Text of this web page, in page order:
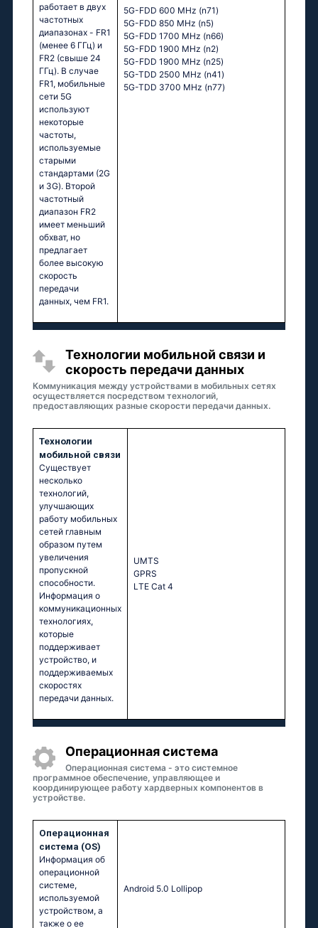
работает в двух
частотных
диапазонах - FR1
(менее 6 ГГц) и
FR2 (свыше 24
ГГц). В случае
FR1, мобильные
сети 5G
используют
некоторые
частоты,
используемые
старыми
стандартами (2G
и 3G). Второй
частотный
диапазон FR2
имеет меньший
обхват, но
предлагает
более высокую
скорость
передачи
данных, чем FR1.
5G-FDD 600 MHz (n71)
5G-FDD 850 MHz (n5)
5G-FDD 1700 MHz (n66)
5G-FDD 1900 MHz (n2)
5G-FDD 1900 MHz (n25)
5G-TDD 2500 MHz (n41)
5G-TDD 3700 MHz (n77)
Технологии мобильной связи и
скорость передачи данных
Коммуникация между устройствами в мобильных сетях
осуществляется посредством технологий,
предоставляющих разные скорости передачи данных.
Технологии
мобильной связи
Существует
несколько
технологий,
улучшающих
работу мобильных
сетей главным
образом путем
увеличения
пропускной
способности.
Информация о
коммуникационных
технологиях,
которые
поддерживает
устройство, и
поддерживаемых
скоростях
передачи данных.
UМТS
GРRS
LТЕ Саt 4
Oперационная система
Операционная система - это системное
программное обеспечение, управляющее и
координирующее работу хардверных компонентов в
устройстве.
Oперационная
система (OS)
Информация об
операционной
системе,
используемой
устройством, а
также о ее
Аndrоid 5.0 Lоlliрор